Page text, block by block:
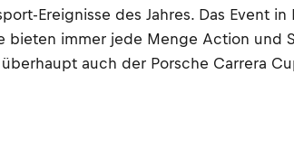
Ereignisse des Jahres. Das Event
bieten immer jede Menge Action und
auch der Porsche Carrera